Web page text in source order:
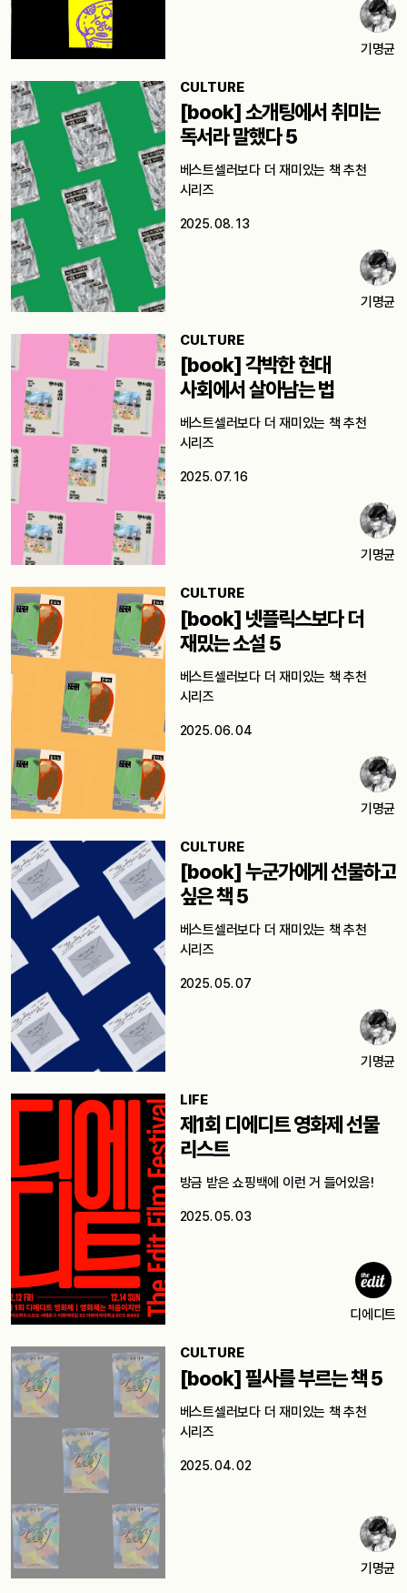
기명균
CULTURE
[book] 소개팅에서 취미는
독서라 말했다 5
베스트셀러보다 더 재미있는 책 추천
시리즈
2025. 08. 13
기명균
CULTURE
[book] 각박한 현대
사회에서 살아남는 법
베스트셀러보다 더 재미있는 책 추천
시리즈
2025. 07. 16
기명균
CULTURE
[book] 넷플릭스보다 더
재밌는 소설 5
베스트셀러보다 더 재미있는 책 추천
시리즈
2025. 06. 04
기명균
CULTURE
[book] 누군가에게 선물하고
싶은 책 5
베스트셀러보다 더 재미있는 책 추천
시리즈
2025. 05. 07
기명균
LIFE
제1회 디에디트 영화제 선물
리스트
방금 받은 쇼핑백에 이런 거 들어있음!
2025. 05. 03
디에디트
CULTURE
[book] 필사를 부르는 책 5
베스트셀러보다 더 재미있는 책 추천
시리즈
2025. 04. 02
기명균